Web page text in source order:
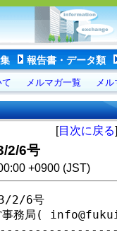
報告書・データ類
メルマガ一覧 メ
[目次に戻る]
2/6号
+0900 (JST)
2/6号
務局(